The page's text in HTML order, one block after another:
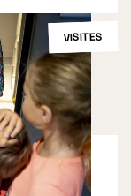
VISITES